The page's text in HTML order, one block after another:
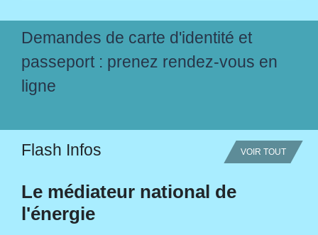
Demandes de carte d'identité et
passeport : prenez rendez-vous en
ligne
Flash Infos VOIR TOUT
Le médiateur national de
l'énergie